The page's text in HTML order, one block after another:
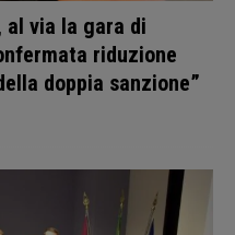
al via la gara di
riduzione
doppia sanzione”